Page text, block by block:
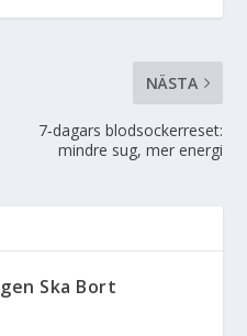
NÄSTA
7‑dagars blodsockerreset:
mindre sug, mer energi
Ska Bort